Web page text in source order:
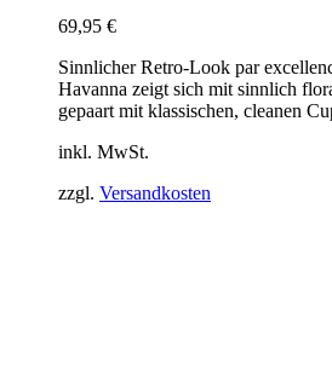
69,95 €
Sinnlicher Retro-Look par
Havanna zeigt sich mit sinnlich
gepaart mit klassischen, cleanen
inkl. MwSt.
zzgl. Versandkosten